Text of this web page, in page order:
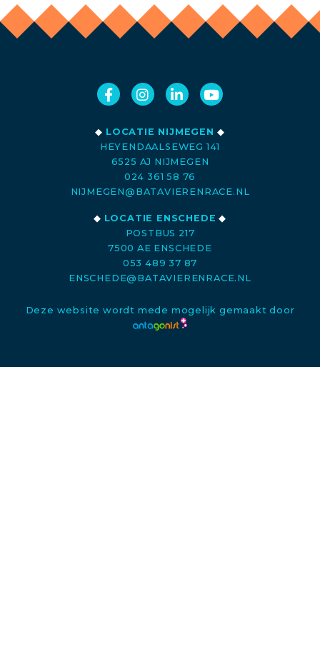
◆ LOCATIE NIJMEGEN ◆
HEYENDAALSEWEG 141
6525 AJ NIJMEGEN
024 361 58 76
NIJMEGEN@BATAVIERENRACE.NL
◆ LOCATIE ENSCHEDE ◆
POSTBUS 217
7500 AE ENSCHEDE
053 489 37 87
ENSCHEDE@BATAVIERENRACE.NL
Deze website wordt mede mogelijk gemaakt door